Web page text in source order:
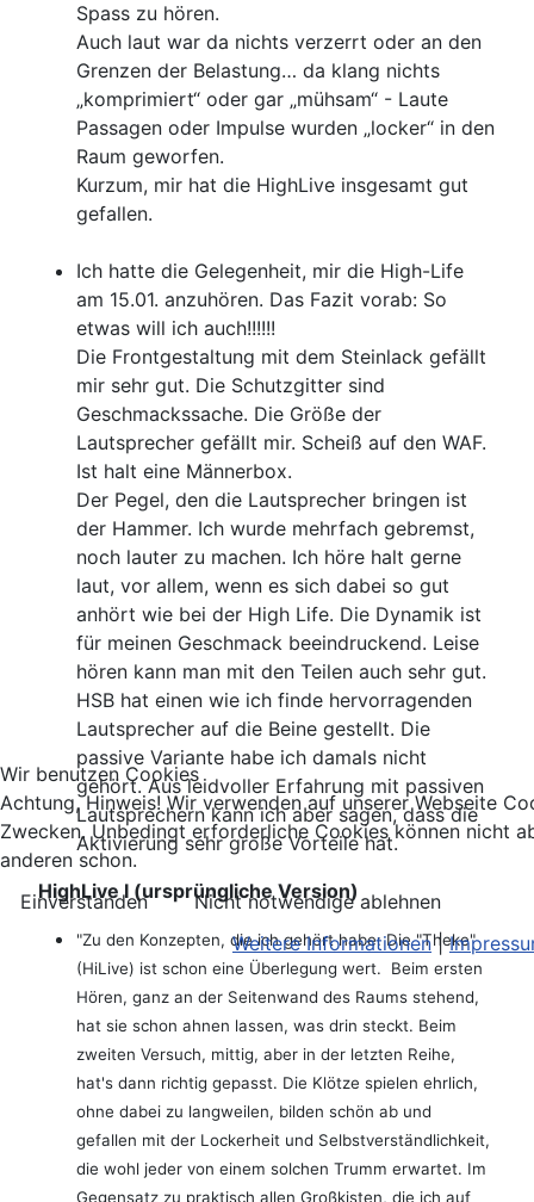
Spass zu hören.
Auch laut war da nichts verzerrt oder an den
Grenzen der Belastung… da klang nichts
„komprimiert“ oder gar „mühsam“ - Laute
Passagen oder Impulse wurden „locker“ in den
Raum geworfen.
Kurzum, mir hat die HighLive insgesamt gut
gefallen.
Ich hatte die Gelegenheit, mir die High-Life
am 15.01. anzuhören. Das Fazit vorab: So
etwas will ich auch!!!!!!
Die Frontgestaltung mit dem Steinlack gefällt
mir sehr gut. Die Schutzgitter sind
Geschmackssache. Die Größe der
Lautsprecher gefällt mir. Scheiß auf den WAF.
Ist halt eine Männerbox.
Der Pegel, den die Lautsprecher bringen ist
der Hammer. Ich wurde mehrfach gebremst,
noch lauter zu machen. Ich höre halt gerne
laut, vor allem, wenn es sich dabei so gut
anhört wie bei der High Life. Die Dynamik ist
für meinen Geschmack beeindruckend. Leise
hören kann man mit den Teilen auch sehr gut.
HSB hat einen wie ich finde hervorragenden
Lautsprecher auf die Beine gestellt. Die
passive Variante habe ich damals nicht
gehört. Aus leidvoller Erfahrung mit passiven
Lautsprechern kann ich aber sagen, dass die
Aktivierung sehr große Vorteile hat.
HighLive I (ursprüngliche Version)
"Zu den Konzepten, die ich gehört habe: Die "Theke"
(HiLive) ist schon eine Überlegung wert. Beim ersten
Hören, ganz an der Seitenwand des Raums stehend,
hat sie schon ahnen lassen, was drin steckt. Beim
zweiten Versuch, mittig, aber in der letzten Reihe,
hat's dann richtig gepasst. Die Klötze spielen ehrlich,
ohne dabei zu langweilen, bilden schön ab und
gefallen mit der Lockerheit und Selbstverständlichkeit,
die wohl jeder von einem solchen Trumm erwartet. Im
Gegensatz zu praktisch allen Großkisten, die ich auf
Wir benutzen Cookies
Achtung, Hinweis! Wir verwenden auf unserer Webseite
Zwecken. Unbedingt erforderliche Cookies können nicht
anderen schon.
Einverstanden
Nicht notwendige ablehnen
Weitere Informationen|